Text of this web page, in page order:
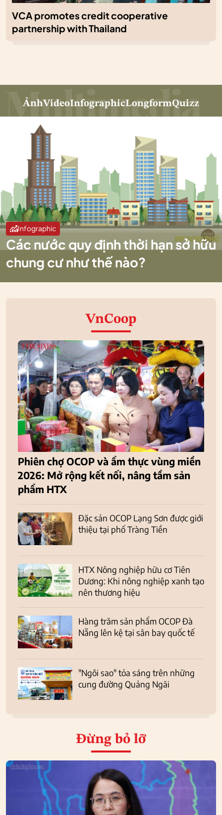
VCA promotes credit cooperative
partnership with Thailand
ẢnhVideoInfographicLongformQuizz
Infographic
Các nước quy định thời hạn sở hữu
chung cư như thế nào?
VnCoop
Phiên chợ OCOP và ẩm thực vùng miền
2026: Mở rộng kết nối, nâng tầm sản
phẩm HTX
Đặc sản OCOP Lạng Sơn được giới
thiệu tại phố Tràng Tiền
HTX Nông nghiệp hữu cơ Tiên
Dương: Khi nông nghiệp xanh tạo
nên thương hiệu
Hàng trăm sản phẩm OCOP Đà
Nẵng lên kệ tại sân bay quốc tế
"Ngôi sao" tỏa sáng trên những
cung đường Quảng Ngãi
Đừng bỏ lỡ